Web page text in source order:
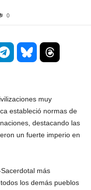
0
muy
estableció normas de
destacando las
un fuerte imperio en
más
los demás pueblos